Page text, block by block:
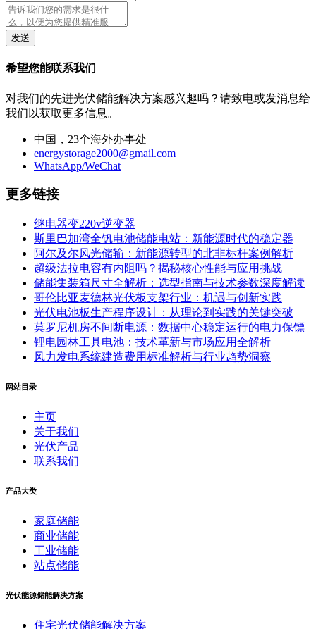
发送
希望您能联系我们
对我们的先进光伏储能解决方案感兴趣吗？请致电或发消息给
我们以获取更多信息。
中国，23个海外办事处
energystorage2000@gmail.com
WhatsApp/WeChat
更多链接
继电器变220v逆变器
斯里巴加湾全钒电池储能电站：新能源时代的稳定器
阿尔及尔风光储输：新能源转型的北非标杆案例解析
超级法拉电容有内阻吗？揭秘核心性能与应用挑战
储能集装箱尺寸全解析：选型指南与技术参数深度解读
哥伦比亚麦德林光伏板支架行业：机遇与创新实践
光伏电池板生产程序设计：从理论到实践的关键突破
莫罗尼机房不间断电源：数据中心稳定运行的电力保镖
锂电园林工具电池：技术革新与市场应用全解析
风力发电系统建造费用标准解析与行业趋势洞察
网站目录
主页
关于我们
光伏产品
联系我们
产品大类
家庭储能
商业储能
工业储能
站点储能
光伏能源储能解决方案
住宅光伏储能解决方案